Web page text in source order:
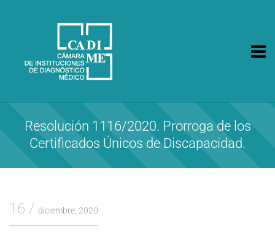
CA.DI.ME.
Cámara de Instituciones de Diagnóstico Médico
Resolución 1116/2020. Prorroga de los
Certificados Únicos de Discapacidad.
16 diciembre, 2020